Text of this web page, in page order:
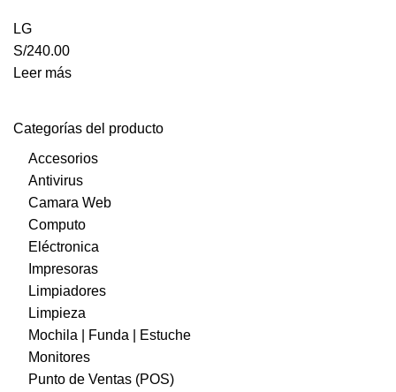
Categorías del producto
Accesorios
Antivirus
Camara Web
Computo
Eléctronica
Impresoras
Limpiadores
Limpieza
Mochila | Funda | Estuche
Monitores
Punto de Ventas (POS)
LG
S/240.00
Leer más